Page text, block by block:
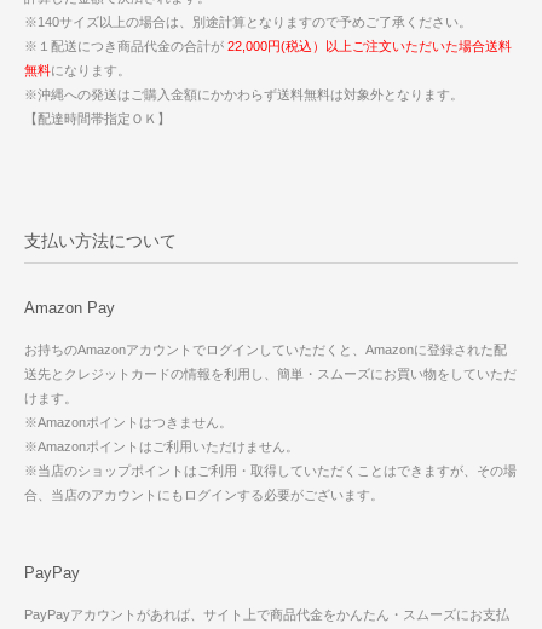
※140サイズ以上の場合は、別途計算となりますので予めご了承ください。
※１配送につき商品代金の合計が 22,000円(税込）以上ご注文いただいた場合送料
無料になります。
※沖縄への発送はご購入金額にかかわらず送料無料は対象外となります。
【配達時間帯指定ＯＫ】
支払い方法について
Amazon Pay
お持ちのAmazonアカウントでログインしていただくと、Amazonに登録された配
送先とクレジットカードの情報を利用し、簡単・スムーズにお買い物をしていただ
けます。
※Amazonポイントはつきません。
※Amazonポイントはご利用いただけません。
※当店のショップポイントはご利用・取得していただくことはできますが、その場
合、当店のアカウントにもログインする必要がございます。
PayPay
PayPayアカウントがあれば、サイト上で商品代金をかんたん・スムーズにお支払